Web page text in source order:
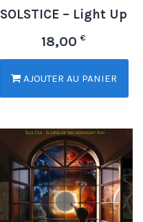
SOLSTICE – Light Up
18,00€
AJOUTER AU PANIER